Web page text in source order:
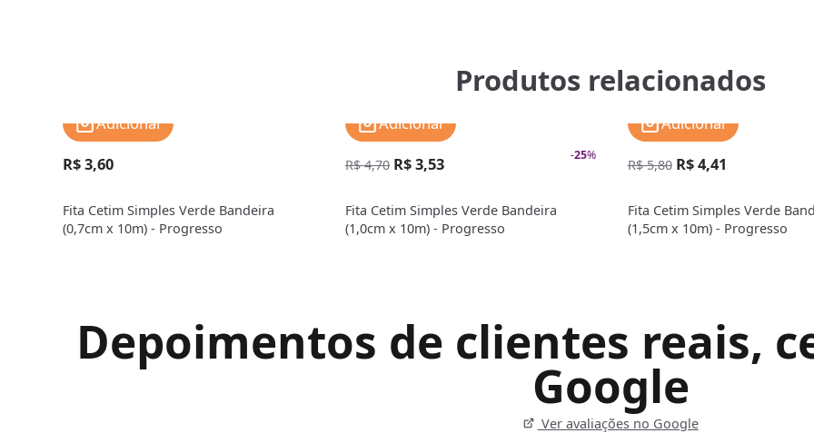
Produtos relacionados
R$ 3,60
Fita Cetim Simples Verde Bandeira
(0,7cm x 10m) - Progresso
Adicionar
-25%
R$ 4,70 R$ 3,53
Fita Cetim Simples Verde Bandeira
(1,0cm x 10m) - Progresso
Adicionar
R$ 5,80 R$ 4,41
Fita Cetim Simples Verde
(1,5cm x 10m) - Progresso
Adicionar
Depoimentos de clientes reais,
Google
Ver avaliações no Google